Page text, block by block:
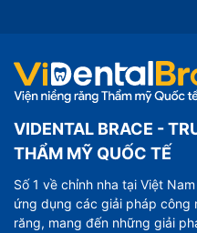
VIDENTAL BRACE -
THẨM MỸ QUỐC TẾ
Số 1 về chỉnh nha tại Việt
ứng dụng các giải pháp công
răng, mang đến những giải